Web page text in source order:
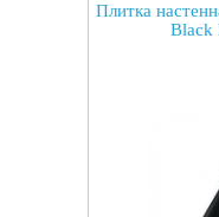
Плитка
Black